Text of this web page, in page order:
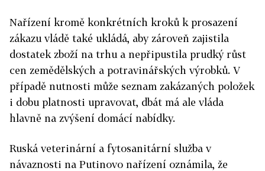
Nařízení kromě konkrétních kroků k prosazení
zákazu vládě také ukládá, aby zároveň zajistila
dostatek zboží na trhu a nepřipustila prudký růst
cen zemědělských a potravinářských výrobků. V
případě nutnosti může seznam zakázaných položek
i dobu platnosti upravovat, dbát má ale vláda
hlavně na zvýšení domácí nabídky.
Ruská veterinární a fytosanitární služba v
návaznosti na Putinovo nařízení oznámila, že